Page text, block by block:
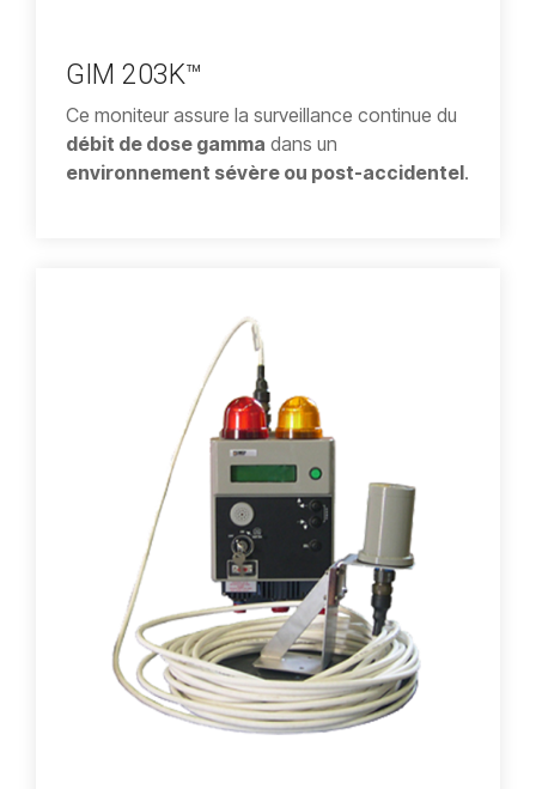
GIM 203K™
Ce moniteur assure la surveillance continue du
débit de dose gamma dans un
environnement sévère ou post-accidentel.